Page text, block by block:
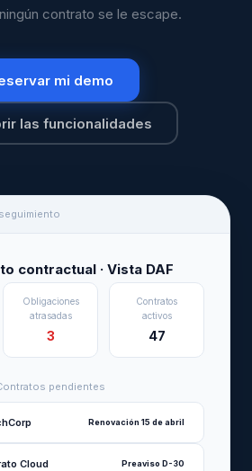
contrato se le escape.
mi demo
las funcionalidades
contractual · Vista DAF
Obligaciones
atrasadas
3
Contratos
activos
47
pendientes
Renovación 15 de abril
Cloud Preaviso D-30